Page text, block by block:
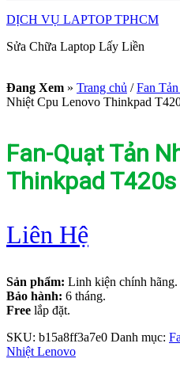
DỊCH VỤ LAPTOP TPHCM
Sửa Chữa Laptop Lấy Liền
Đang Xem » Trang chủ / Fan
Nhiệt Cpu Lenovo Thinkpad
Fan-Quạt Tản
Thinkpad
Liên Hệ
Sản phẩm: Linh kiện chính hãng.
Bảo hành: 6 tháng.
Free lắp đặt.
SKU: b15a8ff3a7e0 Danh mục:
Nhiệt Lenovo